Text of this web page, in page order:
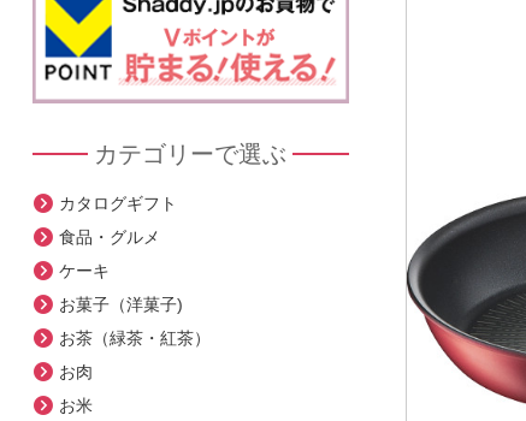
カテゴリーで選ぶ
カタログギフト
食品・グルメ
ケーキ
お菓子（洋菓子)
お茶（緑茶・紅茶）
お肉
お米